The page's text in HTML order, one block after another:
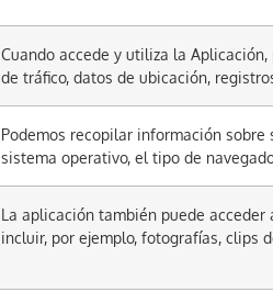
Cuando accede y utiliza la
de tráfico, datos de ubicación,
Podemos recopilar información
sistema operativo, el tipo de
La aplicación también puede
incluir, por ejemplo, fotografías, clips